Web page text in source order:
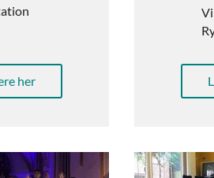
her